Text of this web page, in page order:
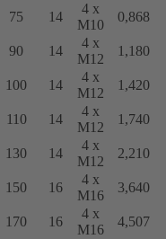
75 14
4 x
M10
0,868
90 14
4 x
M12
1,180
100 14
4 x
M12
1,420
110 14
4 x
M12
1,740
130 14
4 x
M12
2,210
150 16
4 x
M16
3,640
170 16
4 x
M16
4,507